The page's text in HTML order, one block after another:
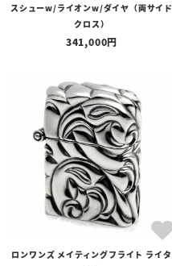
スシューw/ライオンw/ダイヤ（両サイド
クロス）
341,000
ロンワンズ メイティングフライト ライタ